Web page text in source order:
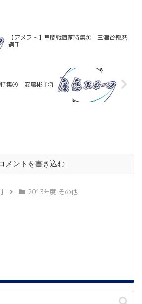
【アメフト】早慶戦直前特集① 三津谷郁磨
選手
特集③ 安藤彬主将
メントを書き込む
2013年度 その他